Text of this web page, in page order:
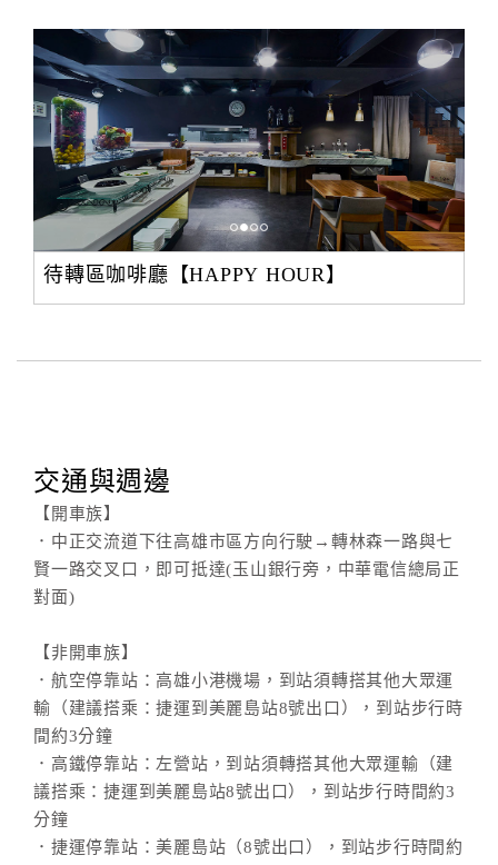
待轉區咖啡廳【HAPPY HOUR】
交通與週邊
【開車族】
．中正交流道下往高雄市區方向行駛→轉林森一路與七
賢一路交叉口，即可抵達(玉山銀行旁，中華電信總局正
對面)
【非開車族】
．航空停靠站：高雄小港機場，到站須轉搭其他大眾運
輸（建議搭乘：捷運到美麗島站8號出口），到站步行時
間約3分鐘
．高鐵停靠站：左營站，到站須轉搭其他大眾運輸（建
議搭乘：捷運到美麗島站8號出口），到站步行時間約3
分鐘
．捷運停靠站：美麗島站（8號出口），到站步行時間約